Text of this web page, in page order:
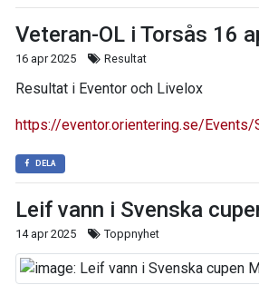
Veteran-OL i Torsås 16
16 apr 2025 Resultat
Resultat i Eventor och Livelox
https://eventor.orientering.se/
DELA
Leif vann i Svenska
14 apr 2025 Toppnyhet